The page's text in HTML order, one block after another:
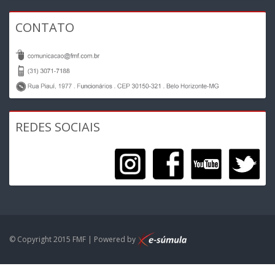
CONTATO
REDES SOCIAIS
© Copyright 2015 FMF | Powered by